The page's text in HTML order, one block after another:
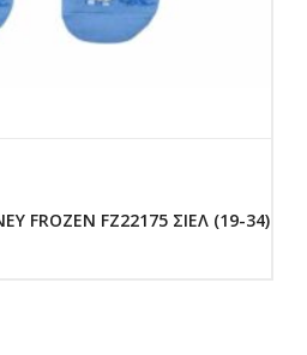
FROZEN FZ22175 ΣΙΕΛ (19-34)